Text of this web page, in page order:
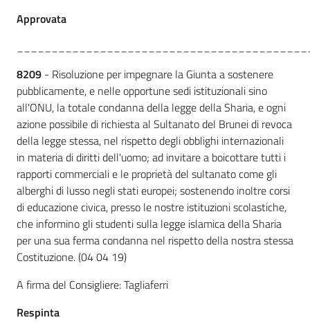
Approvata
8209 - Risoluzione per impegnare la Giunta a sostenere
pubblicamente, e nelle opportune sedi istituzionali sino
all'ONU, la totale condanna della legge della Sharia, e ogni
azione possibile di richiesta al Sultanato del Brunei di revoca
della legge stessa, nel rispetto degli obblighi internazionali
in materia di diritti dell'uomo; ad invitare a boicottare tutti i
rapporti commerciali e le proprietà del sultanato come gli
alberghi di lusso negli stati europei; sostenendo inoltre corsi
di educazione civica, presso le nostre istituzioni scolastiche,
che informino gli studenti sulla legge islamica della Sharia
per una sua ferma condanna nel rispetto della nostra stessa
Costituzione. (04 04 19)
A firma del Consigliere: Tagliaferri
Respinta